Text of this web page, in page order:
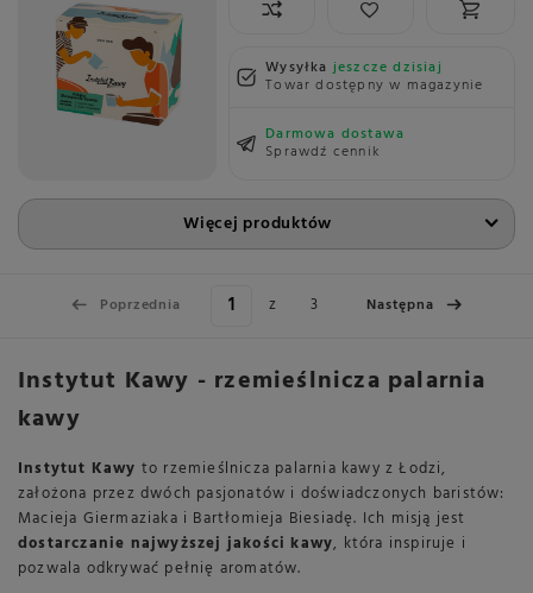
Wysyłkajeszcze dzisiaj
Towar dostępny w magazynie
Darmowa dostawa
Sprawdź cennik
Więcej produktów
Poprzednia z 3 Następna
Instytut Kawy - rzemieślnicza palarnia
kawy
Instytut Kawy to rzemieślnicza palarnia kawy z Łodzi,
założona przez dwóch pasjonatów i doświadczonych baristów:
Macieja Giermaziaka i Bartłomieja Biesiadę. Ich misją jest
dostarczanie najwyższej jakości kawy, która inspiruje i
pozwala odkrywać pełnię aromatów.